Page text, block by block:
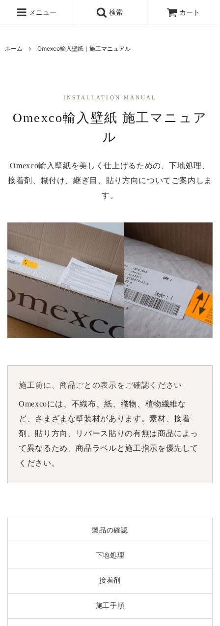
メニュー 検索 カート
ホーム Omexco輸入壁紙｜施工マニュアル
INSTALLATION MANUAL
Omexco輸入壁紙 施工マニュア
ル
Omexco輸入壁紙を美しく仕上げるための、下地処理、
接着剤、糊付け、継ぎ目、貼り方向についてご案内しま
す。
施工前に、商品ごとの表示をご確認ください
Omexcoには、不織布、紙、織物、植物繊維な
ど、さまざまな壁装材があります。素材、接着
剤、貼り方向、リバース貼りの有無は商品によっ
て異なるため、商品ラベルと施工指示を優先して
ください。
製品の確認
下地処理
接着剤
施工手順